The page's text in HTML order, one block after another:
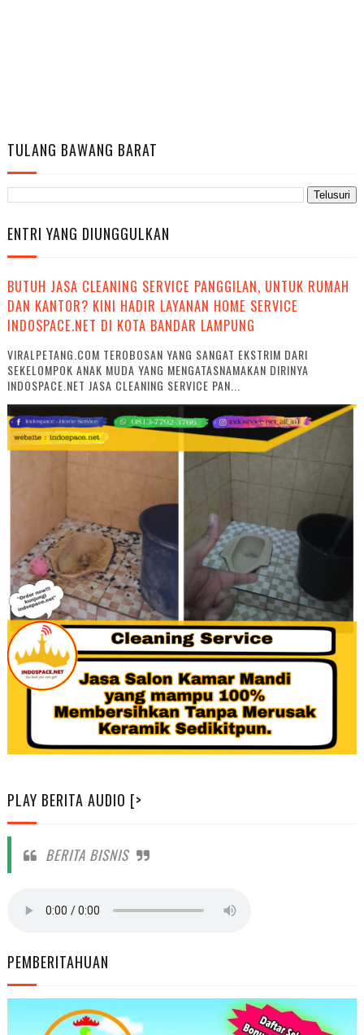
TULANG BAWANG BARAT
ENTRI YANG DIUNGGULKAN
BUTUH JASA CLEANING SERVICE PANGGILAN, UNTUK RUMAH
DAN KANTOR? KINI HADIR LAYANAN HOME SERVICE
INDOSPACE.NET DI KOTA BANDAR LAMPUNG
VIRALPETANG.COM TEROBOSAN YANG SANGAT EKSTRIM DARI
SEKELOMPOK ANAK MUDA YANG MENGATASNAMAKAN DIRINYA
INDOSPACE.NET JASA CLEANING SERVICE PAN...
PLAY BERITA AUDIO [>
BERITA BISNIS
PEMBERITAHUAN